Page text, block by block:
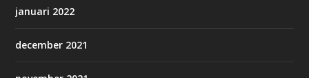
januari 2022
december 2021